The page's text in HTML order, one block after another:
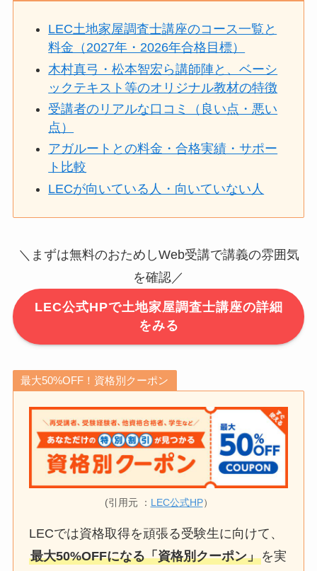
LEC土地家屋調査士講座のコース一覧と
料金（2027年・2026年合格目標）
木村真弓・松本智宏ら講師陣と、ベーシ
ックテキスト等のオリジナル教材の特徴
受講者のリアルな口コミ（良い点・悪い
点）
アガルートとの料金・合格実績・サポー
ト比較
LECが向いている人・向いていない人
＼まずは無料のおためしWeb受講で講義の雰囲気
を確認／
LEC公式HPで土地家屋調査士講座の詳細
をみる
最大50%OFF！資格別クーポン
(引用元 ： LEC公式HP）
LECでは資格取得を頑張る受験生に向けて、
最大50%OFFになる「資格別クーポン」を実